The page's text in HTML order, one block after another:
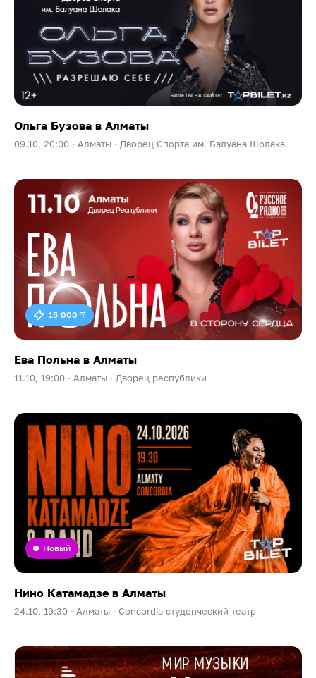
Ольга Бузова в Алматы
09.10, 20:00 · Алматы · Дворец Спорта им. Балуана Шолака
15 000 ₸
Ева Польна в Алматы
11.10, 19:00 · Алматы · Дворец республики
Новый
Нино Катамадзе в Алматы
24.10, 19:30 · Алматы · Concordia студенческий театр